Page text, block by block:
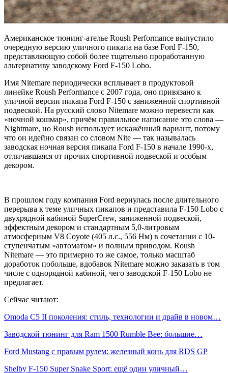
Американское тюнинг-ателье Roush Performance выпустило
очередную версию уличного пикапа на базе Ford F-150,
представляющую собой более тщательно проработанную
альтернативу заводскому Ford F-150 Lobo.
Имя Nitemare периодически всплывает в продуктовой
линейке Roush Performance с 2007 года, оно привязано к
уличной версии пикапа Ford F-150 с заниженной спортивной
подвеской. На русский слово Nitemare можно перевести как
«ночной кошмар», причём правильное написание это слова —
Nightmare, но Roush использует искажённый вариант, потому
что он идейно связан со словом Nite — так называлась
заводская ночная версия пикапа Ford F-150 в начале 1990-х,
отличавшаяся от прочих спортивной подвеской и особым
декором.
В прошлом году компания Ford вернулась после длительного
перерыва к теме уличных пикапов и представила F-150 Lobo с
двухрядной кабиной SuperCrew, заниженной подвеской,
эффектным декором и стандартным 5,0-литровым
атмосферным V8 Coyote (405 л.с., 556 Нм) в сочетании с 10-
ступенчатым «автоматом» и полным приводом. Roush
Nitemare — это примерно то же самое, только масштаб
доработок побольше, вдобавок Nitemare можно заказать в том
числе с однорядной кабиной, чего заводской F-150 Lobo не
предлагает.
Сейчас читают:
Omoda C5 II поколения: стиль, технологии и драйв в новом…
Заводской тюнинг для Ram 1500 Rumble Bee: большие…
Ford Mustang с правым рулем: железный конь для RDS GP
Shelby F-150 Super Snake Sport: ещё один уличный…